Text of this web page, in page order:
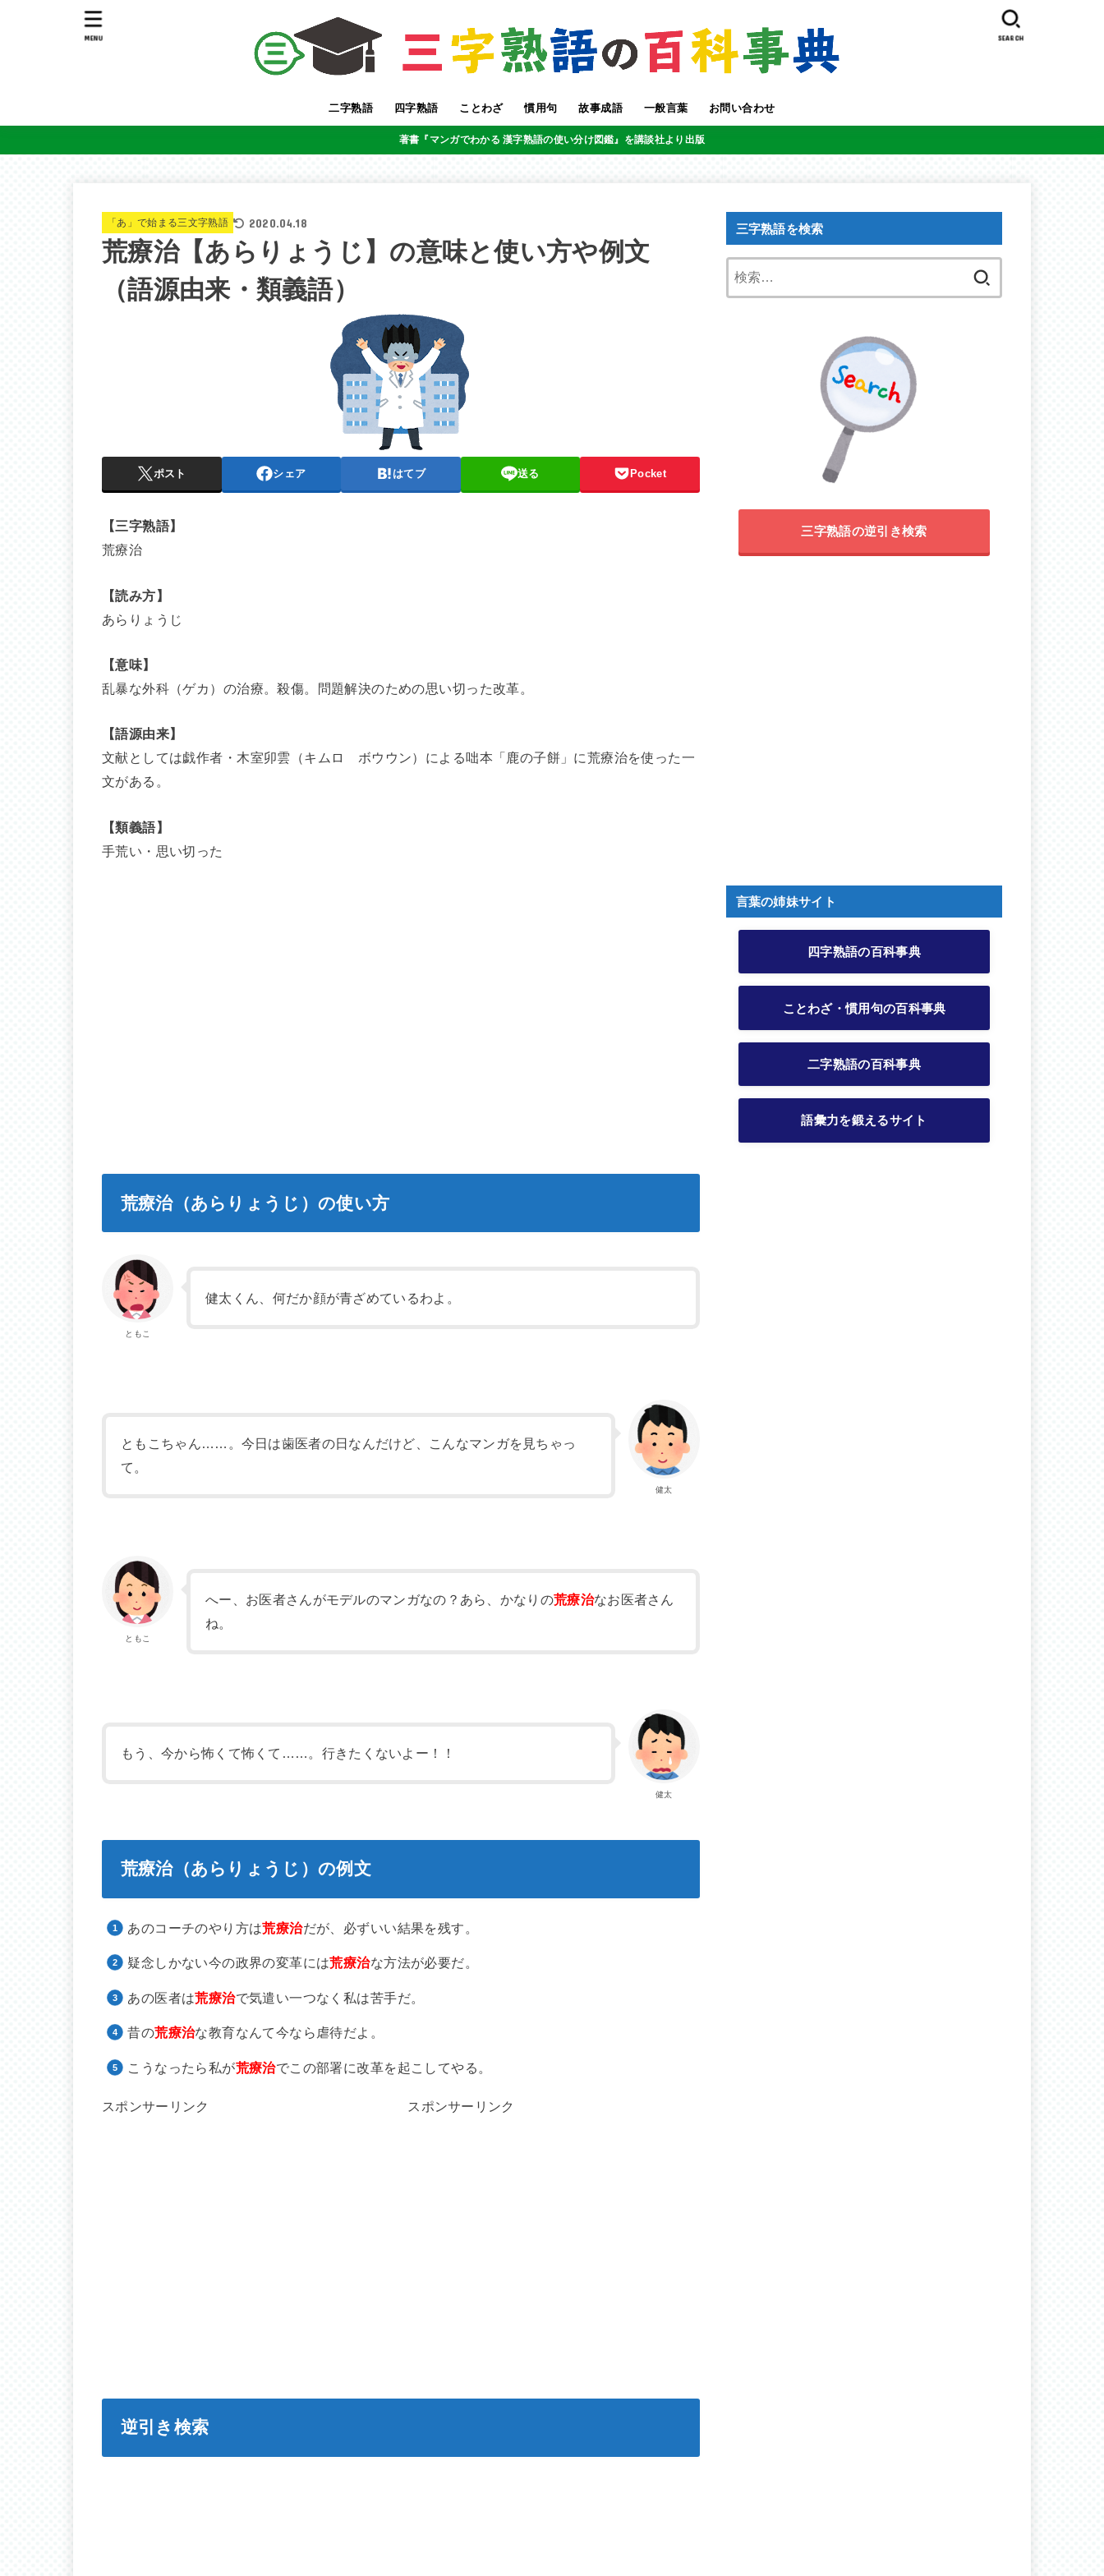
二字熟語 四字熟語 ことわざ 慣用句 故事成語 一般言葉 お問い合わせ
SEARCH
MENU
著書『マンガでわかる 漢字熟語の使い分け図鑑』を講談社より出版
「あ」で始まる三文字熟語 2020.04.18
荒療治【あらりょうじ】の意味と使い方や例文
（語源由来・類義語）
ポスト シェア はてブ 送る Pocket
【三字熟語】
荒療治
【読み方】
あらりょうじ
【意味】
乱暴な外科（ゲカ）の治療。殺傷。問題解決のための思い切った改革。
【語源由来】
文献としては戯作者・木室卯雲（キムロ ボウウン）による咄本「鹿の子餅」に荒療治を使った一
文がある。
【類義語】
手荒い・思い切った
荒療治（あらりょうじ）の使い方
ともこ
健太くん、何だか顔が青ざめているわよ。
健太
ともこちゃん……。今日は歯医者の日なんだけど、こんなマンガを見ちゃっ
て。
ともこ
へー、お医者さんがモデルのマンガなの？あら、かなりの荒療治なお医者さん
ね。
健太
もう、今から怖くて怖くて……。行きたくないよー！！
荒療治（あらりょうじ）の例文
あのコーチのやり方は荒療治だが、必ずいい結果を残す。
疑念しかない今の政界の変革には荒療治な方法が必要だ。
あの医者は荒療治で気遣い一つなく私は苦手だ。
昔の荒療治な教育なんて今なら虐待だよ。
こうなったら私が荒療治でこの部署に改革を起こしてやる。
スポンサーリンク スポンサーリンク
逆引き検索
三字熟語を検索
三字熟語の逆引き検索
言葉の姉妹サイト
四字熟語の百科事典
ことわざ・慣用句の百科事典
二字熟語の百科事典
語彙力を鍛えるサイト